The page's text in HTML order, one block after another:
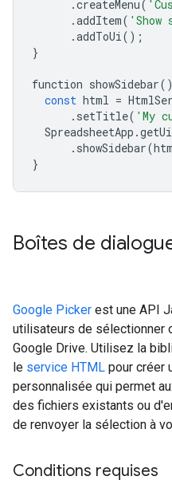
.createMenu(
.addItem( 'Show
.addToUi();
}
function showSidebar()
const html =
. setTitle( 'My
SpreadsheetApp .getUi
. showSidebar(
}
Boîtes de
Google Picker est une API
utilisateurs de sélectionner
Google Drive. Utilisez la
le service HTML pour créer
personnalisée qui permet
des fichiers existants ou
de renvoyer la sélection à
Conditions requises